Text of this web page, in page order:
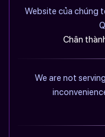
Website của chúng
Chân
We are not